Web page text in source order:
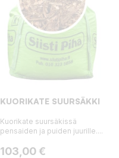
KUORIKATE SUURSÄKKI
Kuorikate suursäkissä
pensaiden ja puiden juurille....
Hinta
103,00 €